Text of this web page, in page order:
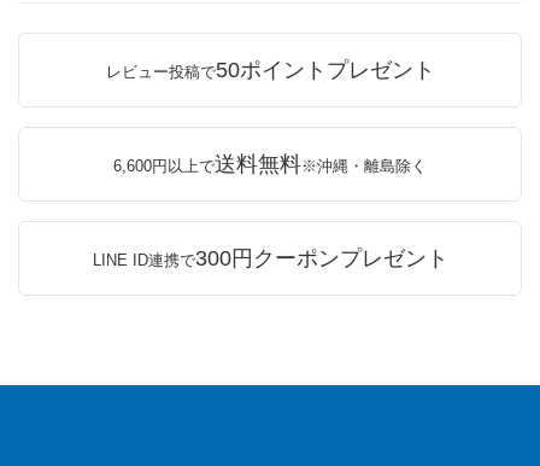
レビュー投稿で50ポイントプレゼント
6,600円以上で送料無料※沖縄・離島除く
LINE ID連携で300円クーポンプレゼント